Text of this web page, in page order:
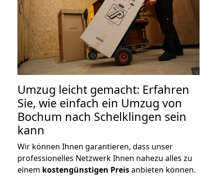
Umzug leicht gemacht: Erfahren
Sie, wie einfach ein Umzug von
Bochum nach Schelklingen sein
kann
Wir können Ihnen garantieren, dass unser
professionelles Netzwerk Ihnen nahezu alles zu
einem kostengünstigen Preisanbieten können.